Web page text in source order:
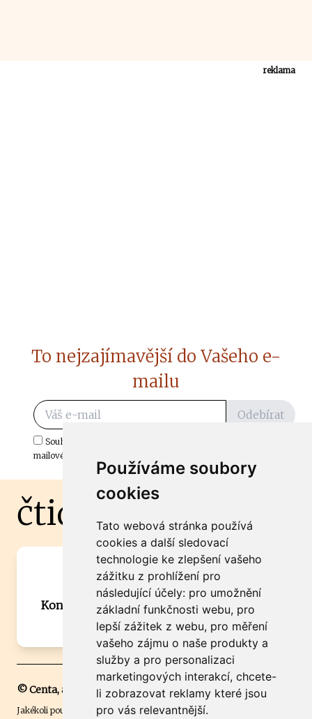
Používáme soubory
cookies
Tato webová stránka používá
cookies a další sledovací
technologie ke zlepšení vašeho
zážitku z prohlížení pro
následující účely: pro umožnění
základní funkčnosti webu, pro
lepší zážitek z webu, pro měření
vašeho zájmu o naše produkty a
služby a pro personalizaci
marketingových interakcí, chcete-
li zobrazovat reklamy které jsou
pro vás relevantnější.
reklama
To nejzajímavější do Vašeho e-
mailu
Odebírat
Souhlasím s odběrem důležitých zpráv ze ČtiDoma.cz do mé e-
mailové schránky.
čtidoma.cz
Máte zajímavou informaci? Chcete
spolupracovat?
Kontaktujte šéfredaktora Martina Chalupu:
chalupa@ctidoma.cz
© Centa, a.s.
Jakékoli použití obsahu včetně převzetí, šíření či dalšího užití a